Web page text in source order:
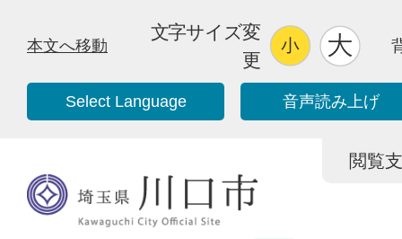
本文へ移動
文字サイズ変
更
Select Language 音声読み上げ
閲覧